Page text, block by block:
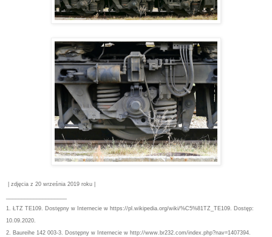
| zdjęcia z 20 września 2019 roku |
1. ŁTZ TE109. Dostępny w Internecie w https://pl.wikipedia.org/wiki/%C5%81TZ_TE109. Dostęp:
10.09.2020.
2. Baureihe 142 003-3. Dostępny w Internecie w http://www.br232.com/index.php?nav=1407394.